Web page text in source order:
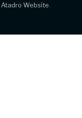
Atadro Website